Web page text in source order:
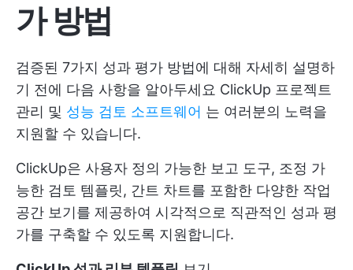
가 방법
검증된 7가지 성과 평가 방법에 대해 자세히 설명하
기 전에 다음 사항을 알아두세요 ClickUp 프로젝트
관리 및 성능 검토 소프트웨어 는 여러분의 노력을
지원할 수 있습니다.
ClickUp은 사용자 정의 가능한 보고 도구, 조정 가
능한 검토 템플릿, 간트 차트를 포함한 다양한 작업
공간 보기를 제공하여 시각적으로 직관적인 성과 평
가를 구축할 수 있도록 지원합니다.